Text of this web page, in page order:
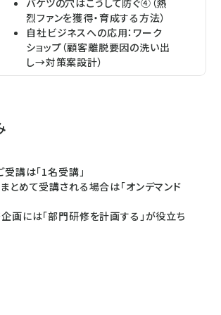
烈ファンを獲得・育成する方法）
自社ビジネスへの応用：ワーク
ショップ（顧客離脱要因の洗い出
し→対策案設計）
講は「1名受講」
とめて受講される場合は「オンデマンド
画には「部門研修を計画する」が役立ち